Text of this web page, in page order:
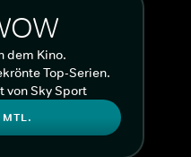
dem Kino.
Top-Serien.
von Sky Sport